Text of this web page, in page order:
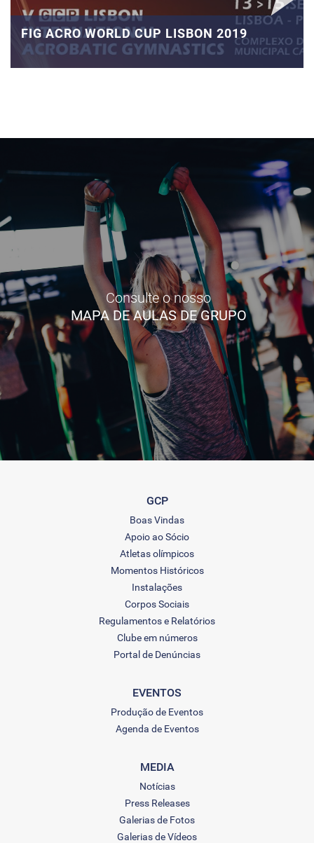
FIG ACRO WORLD CUP LISBON 2019
Consulte o nosso
MAPA DE AULAS DE GRUPO
GCP
Boas Vindas
Apoio ao Sócio
Atletas olímpicos
Momentos Históricos
Instalações
Corpos Sociais
Regulamentos e Relatórios
Clube em números
Portal de Denúncias
EVENTOS
Produção de Eventos
Agenda de Eventos
MEDIA
Notícias
Press Releases
Galerias de Fotos
Galerias de Vídeos